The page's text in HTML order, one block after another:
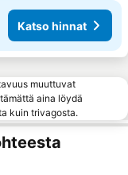
Katso hinnat
muuttuvat
aina löydä
kuin trivagosta.